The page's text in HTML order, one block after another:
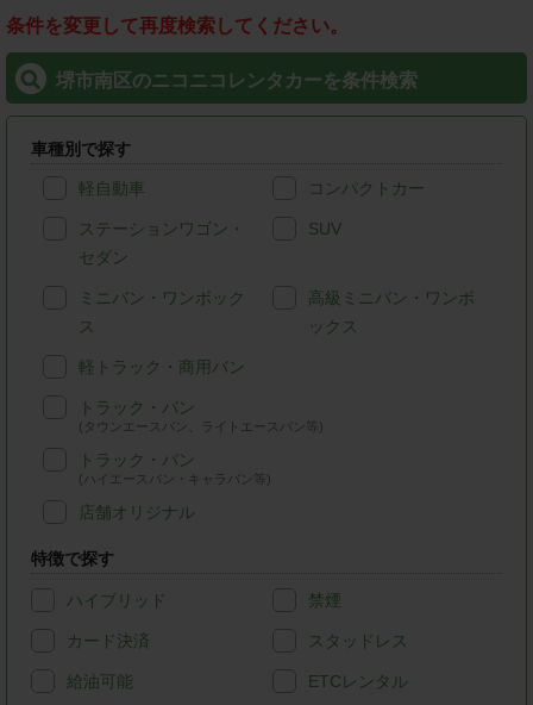
条件を変更して再度検索してください。
堺市南区のニコニコレンタカーを条件検索
車種別で探す
軽自動車 コンパクトカー
ステーションワゴン・
セダン
SUV
ミニバン・ワンボック
ス
高級ミニバン・ワンボ
ックス
軽トラック・商用バン
トラック・バン
(タウンエースバン、ライトエースバン等)
トラック・バン
(ハイエースバン・キャラバン等)
店舗オリジナル
特徴で探す
ハイブリッド 禁煙
カード決済 スタッドレス
給油可能 ETCレンタル